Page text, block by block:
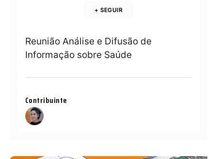
+ SEGUIR
Reunião Análise e Difusão de
Informação sobre Saúde
Contribuinte